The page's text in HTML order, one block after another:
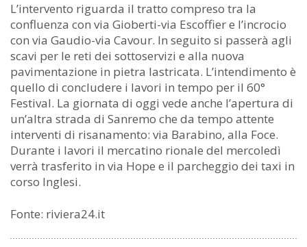
L’intervento riguarda il tratto compreso tra la
confluenza con via Gioberti-via Escoffier e l’incrocio
con via Gaudio-via Cavour. In seguito si passerà agli
scavi per le reti dei sottoservizi e alla nuova
pavimentazione in pietra lastricata. L’intendimento è
quello di concludere i lavori in tempo per il 60°
Festival. La giornata di oggi vede anche l’apertura di
un’altra strada di Sanremo che da tempo attente
interventi di risanamento: via Barabino, alla Foce.
Durante i lavori il mercatino rionale del mercoledì
verrà trasferito in via Hope e il parcheggio dei taxi in
corso Inglesi.
Fonte: riviera24.it